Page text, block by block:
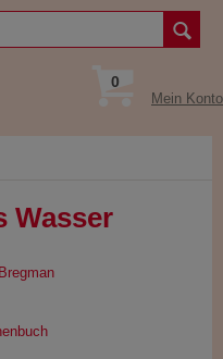
0
Mein Konto
Wasser